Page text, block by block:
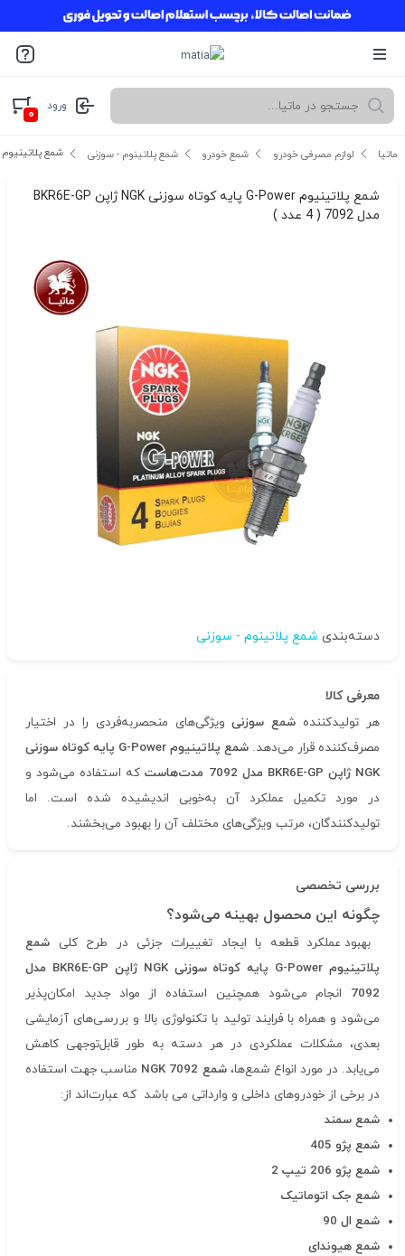
ورود
۰
ماتیا لوازم مصرفی خودرو شمع خودرو شمع پلاتینوم - سوزنی شمع پلاتینیوم G-Power پایه کوتاه سوزنی NGK ژاپن BKR6E-GP مدل 7092 ( 4 عدد )
شمع پلاتینیوم G-Power پایه کوتاه سوزنی NGK ژاپن BKR6E-GP
مدل 7092 ( 4 عدد )
دسته‌بندی شمع پلاتینوم - سوزنی
معرفی کالا
هر تولیدکننده شمع سوزنیویژگی‌های منحصربه‌فردی را در اختیار
مصرف‌کننده قرار می‌دهد. شمع پلاتینیوم
پایه کوتاه سوزنی
NGK ژاپن مدل 7092 مدت‌هاست
که استفاده می‌شود و
در مورد تکمیل عملکرد آن به‌خوبی اندیشیده شده است. اما
تولیدکنندگان، مرتب ویژگی‌های مختلف آن را بهبود می‌بخشند.
بررسی تخصصی
چگونه این محصول بهینه می‌شود؟
بهبود عملکرد قطعه با ایجاد تغییرات جزئی در طرح کلی شمع
پلاتینیوم
پایه کوتاه سوزنی NGK ژاپن
مدل
7092
انجام می‌شود همچنین استفاده از مواد جدید امکان‌پذیر
می‌شود و همراه با فرایند تولید با تکنولوژی بالا و بررسی‌های آزمایشی
بعدی، مشکلات عملکردی در هر دسته به طور قابل‌توجهی کاهش
می‌یابد. در مورد انواع شمع‌ها،شمع
مناسب جهت استفاده
در برخی از خودروهای داخلی و وارداتی می باشد که عبارت‌اند از:
شمع سمند
شمع پژو 405
شمع پژو 206 تیپ 2
شمع جک اتوماتیک
شمع ال 90
شمع هیوندای